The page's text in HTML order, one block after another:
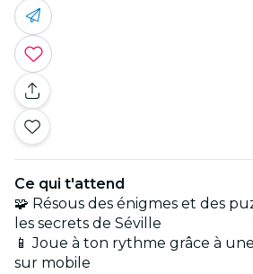
Ce qui t'attend
🧩 Résous des énigmes et des
les secrets de Séville
📱 Joue à ton rythme grâce à
sur mobile